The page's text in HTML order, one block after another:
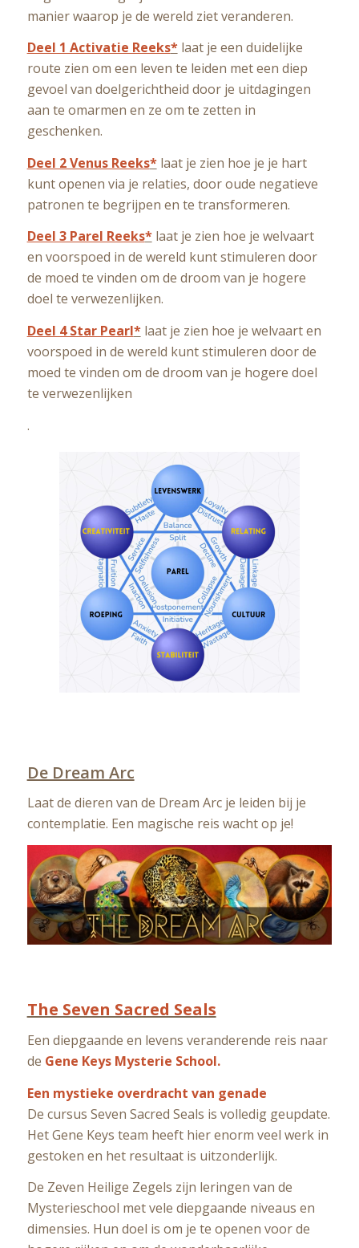
manier waarop je de wereld ziet veranderen.
Deel 1 Activatie Reeks*laat je een duidelijke
route zien om een leven te leiden met een diep
gevoel van doelgerichtheid door je uitdagingen
aan te omarmen en ze om te zetten in
geschenken.
Deel 2 Venus Reeks*laat je zien hoe je je hart
kunt openen via je relaties, door oude negatieve
patronen te begrijpen en te transformeren.
Deel 3 Parel Reeks*laat je zien hoe je welvaart
en voorspoed in de wereld kunt stimuleren door
de moed te vinden om de droom van je hogere
doel te verwezenlijken.
Deel 4 Star Pearl*laat je zien hoe je welvaart en
voorspoed in de wereld kunt stimuleren door de
moed te vinden om de droom van je hogere doel
te verwezenlijken
.
De Dream Arc
Laat de dieren van de Dream Arc je leiden bij je
contemplatie. Een magische reis wacht op je!
The Seven Sacred Seals
Een diepgaande en levens veranderende reis naar
de Gene Keys Mysterie School.
Een mystieke overdracht van genade
De cursus Seven Sacred Seals is volledig geupdate.
Het Gene Keys team heeft hier enorm veel werk in
gestoken en het resultaat is uitzonderlijk.
De Zeven Heilige Zegels zijn leringen van de
Mysterieschool met vele diepgaande niveaus en
dimensies. Hun doel is om je te openen voor de